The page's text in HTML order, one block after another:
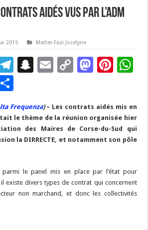
aidés vus par l’ADM
2015 Mattei-Fazi Jocelyne
T
gr
a
m
S
p
c
h
E
l
C
y
Li
n
M
d
o
n
Pi
es
t
p
p
ar
ta
g
er
Frequenza)– Les contrats aidés mis en
le thème de la réunion organisée hier
des Maires de Corse-du-Sud qui
la DIRRECTE, et notamment son pôle
le panel mis en place par l’état pour
existe divers types de contrat qui concernent
non marchand, et donc les collectivités